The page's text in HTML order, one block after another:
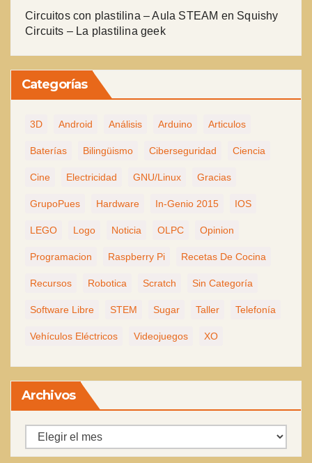
Circuitos con plastilina – Aula STEAM en Squishy
Circuits – La plastilina geek
Categorías
3D Android Análisis Arduino Articulos
Baterías Bilingüismo Ciberseguridad Ciencia
Cine Electricidad GNU/Linux Gracias
GrupoPues Hardware In-Genio 2015 IOS
LEGO Logo Noticia OLPC Opinion
Programacion Raspberry Pi Recetas De Cocina
Recursos Robotica Scratch Sin Categoría
Software Libre STEM Sugar Taller Telefonía
Vehículos Eléctricos Videojuegos XO
Archivos
Archivos